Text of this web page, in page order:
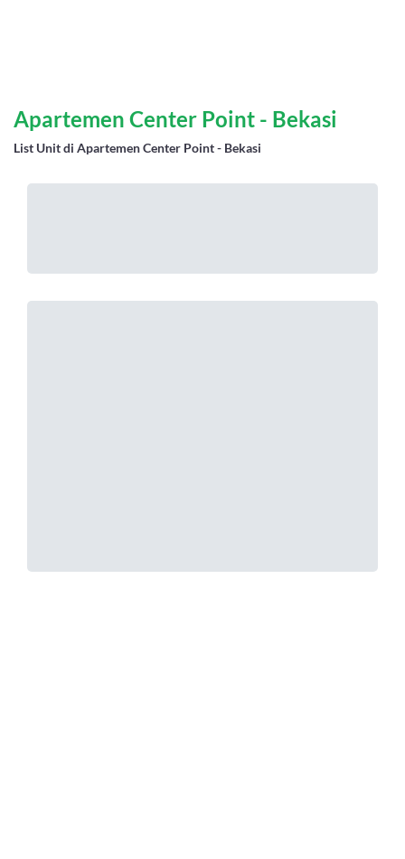
Apartemen Center Point - Bekasi
List Unit di Apartemen Center Point - Bekasi